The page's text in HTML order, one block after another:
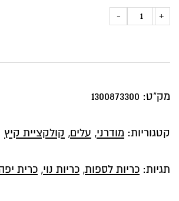
+
כמות
-
מק"ט: 1300873300
קטגוריות: מודרני, עלים, קולקציית קיץ
תגיות: כריות לספות, כריות נוי, כרית